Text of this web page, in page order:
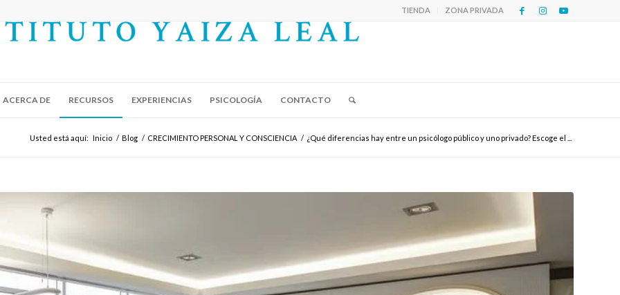
TIENDA ZONA PRIVADA
ACERCA DE RECURSOS EXPERIENCIAS PSICOLOGÍA CONTACTO
Usted está aquí: Inicio / Blog / CRECIMIENTO PERSONAL Y CONSCIENCIA / ¿Qué diferencias hay entre un psicólogo público y uno privado? Escoge el ...